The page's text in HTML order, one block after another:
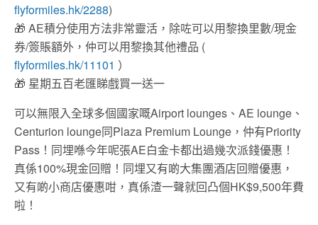
flyformiles.hk/2288)
🎁 AE積分使用方法非常靈活，除咗可以用黎換里數/現金
券/簽賬額外，仲可以用黎換其他禮品 (
flyformiles.hk/11101 ）
🎁 星期五百老匯睇戲買一送一
可以無限入全球多個國家嘅Airport lounges、AE lounge、
Centurion lounge同Plaza Premium Lounge，仲有Priority
Pass！同埋喺今年呢張AE白金卡都出過幾次派錢優惠！
真係100%現金回贈！同埋又有啲大集團酒店回贈優惠，
又有啲小商店優惠咁，真係渣一聲就回凸個HK$9,500年費
啦！